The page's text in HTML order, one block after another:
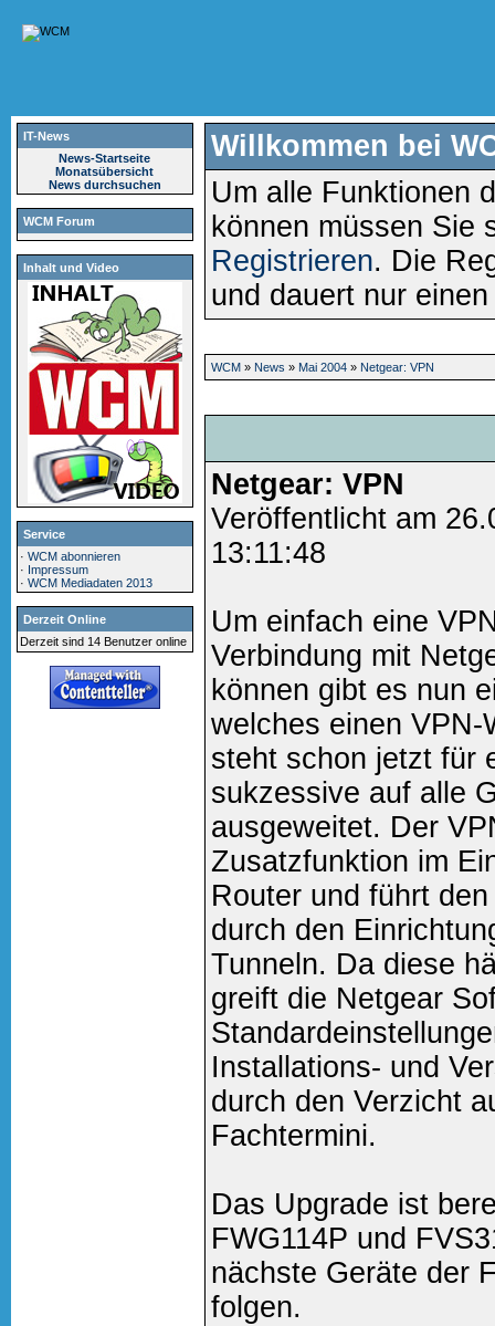
IT-News
News-Startseite
Monatsübersicht
News durchsuchen
WCM Forum
Inhalt und Video
Service
·WCM abonnieren
· Impressum
·WCM Mediadaten 2013
Derzeit Online
Derzeit sind 14 Benutzer online
Willkommen bei
Um alle Funktionen
können müssen Sie
Registrieren. Die
und dauert nur
WCM» News » Mai 2004» Netgear: VPN
Netgear: VPN
Veröffentlicht am
13:11:48
Um einfach eine
Verbindung mit
können gibt es nun
welches einen
steht schon jetzt für
sukzessive auf alle
ausgeweitet. Der
Zusatzfunktion im
Router und führt
durch den
Tunneln. Da diese
greift die Netgear
Installations- und
durch den Verzicht
Fachtermini.
Das Upgrade ist
FWG114P und
nächste Geräte der
folgen.